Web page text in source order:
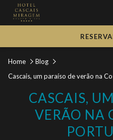
Home
Blog
Cascais, um paraíso de verão na
CASCAIS,
VERÃO NA